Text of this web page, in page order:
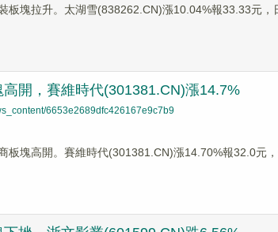
板塊拉升。太湖雪(838262.CN)漲10.04%報33.33元
高開，賽維時代(301381.CN)漲14.7%
6653e2689dfc426167e9c7b9
板塊高開。賽維時代(301381.CN)漲14.70%報32.0元